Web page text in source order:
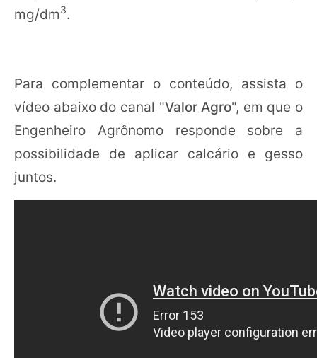
mg/dm3.
Para complementar o conteúdo, assista o
vídeo abaixo do canal "Valor Agro", em que o
Engenheiro Agrônomo responde sobre a
possibilidade de aplicar calcário e gesso
juntos.